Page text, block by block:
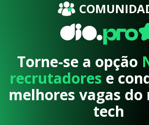
Torne-se a opção
recrutadores e
melhores vagas do
tech